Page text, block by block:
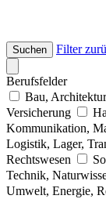
Suchen Filter
Berufsfelder
Bau, Architektur
Versicherung
Kommunikation,
Logistik, Lager,
Rechtswesen
Technik,
Umwelt, Energie,